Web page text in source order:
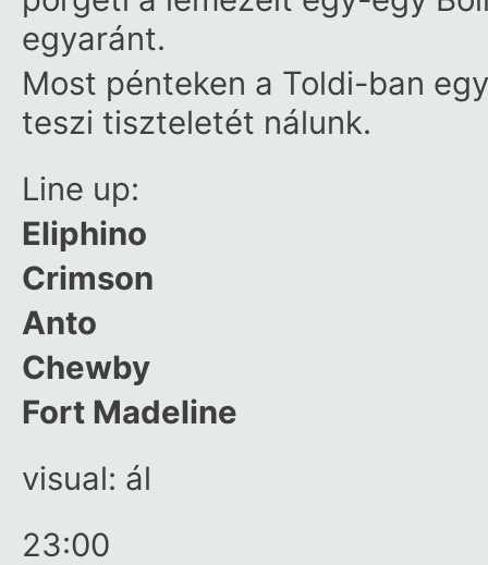
egyaránt.
Most pénteken a Toldi-ban
teszi tiszteletét nálunk.
Line up:
Eliphino
Crimson
Anto
Chewby
Fort Madeline
visual: ál
23:00